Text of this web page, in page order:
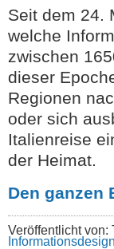
Seit dem 24.
welche
zwischen
dieser
Regionen
oder sich
Italienreise
der Heimat.
Den ganzen
Veröffentlicht von:
Informationsdesign